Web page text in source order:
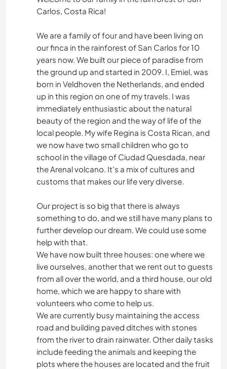
Carlos, Costa Rica!
We are a family of four and have been living on
our finca in the rainforest of San Carlos for 10
years now. We built our piece of paradise from
the ground up and started in 2009. I, Emiel, was
born in Veldhoven the Netherlands, and ended
up in this region on one of my travels. I was
immediately enthusiastic about the natural
beauty of the region and the way of life of the
local people. My wife Regina is Costa Rican, and
we now have two small children who go to
school in the village of Ciudad Quesdada, near
the Arenal volcano. It's a mix of cultures and
customs that makes our life very diverse.
Our project is so big that there is always
something to do, and we still have many plans to
further develop our dream. We could use some
help with that.
We have now built three houses: one where we
live ourselves, another that we rent out to guests
from all over the world, and a third house, our old
home, which we are happy to share with
volunteers who come to help us.
We are currently busy maintaining the access
road and building paved ditches with stones
from the river to drain rainwater. Other daily tasks
include feeding the animals and keeping the
plots where the houses are located and the fruit